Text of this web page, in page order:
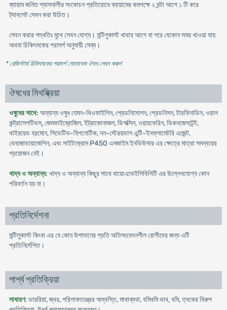
ব্যায়াম জনিত শ্বাসনালীর সংকোচন প্রতিরোধে ব্যায়ামের কমপক্ষে ২ ঘন্টা আগে ১ টি করে
ট্যাবলেট সেবন করা উচিত।
সেবন করার পদ্ধতিঃ মুখে সেবন যোগ্য। মন্টিলুকাস্ট খাবার আগে বা পরে যেকোন সময় খাওয়া যায়
অথবা চিকিৎসকের পরামর্শ অনুযায়ী সেব্য।
* রেজিস্টার্ড চিকিৎসকের পরামর্শ মোতাবেক ঔষধ সেবন করুন'
ঔষধের মিথষ্ক্রিয়া
ওষুধের সাথে: অন্যান্য ওষুধ যেমন-থিওফাইলিন, প্রেডনিসোলন, প্রেডনিসন, টারফিনাডিন, ওরাল
কন্ট্রাসেপটিভস্, জেমফাইব্রোজিল, ইট্রাকোনাজল, ডিগক্সিন, ওয়ারফেরিন, ডিকনজেসটেন্ট,
থাইরয়েড হরমোন, সিডেটিভ-হিপনোটিক, নন-স্টেরয়ডাল এন্টি-ইনফ্লামেটরি এজেন্ট,
বেনজোডায়াজেপিন, এবং সাইটক্রোম P450 এনজাইম ইনডিউসার এর ক্ষেত্রে মাত্রা সমন্বয়ের
প্রয়োজন নেই।
খাদ্য ও অন্যান্য: খাদ্য ও অন্যান্য কিছুর সাথে বায়োএভেইলিবিলিটি এর উল্লেখযোগ্য কোন
পরিবর্তন হয় না।
প্রতিনির্দেশনা
মন্টিলুকাস্ট কিংবা এর যে কোন উপাদানের প্রতি অতিসংবেদনশীল রোগীদের জন্য এটি
প্রতিনির্দেশিত।
পার্শ্ব প্রতিক্রিয়া
সাধারণ: ডায়রিয়া, জ্বর, পরিপাকতন্ত্রের অস্বস্তি, মাথাব্যথা, বমিবমি ভাব, বমি, ত্বকের বিরুপ